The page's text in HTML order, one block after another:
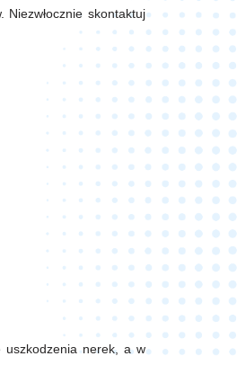
skontaktuj
uszkodzenia nerek, a w